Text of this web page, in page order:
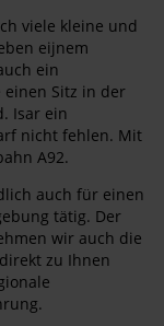
viele kleine und
eijnem
ein
Sitz in der
Isar ein
nicht fehlen. Mit
A92.
auch für einen
tätig. Der
wir auch die
zu Ihnen